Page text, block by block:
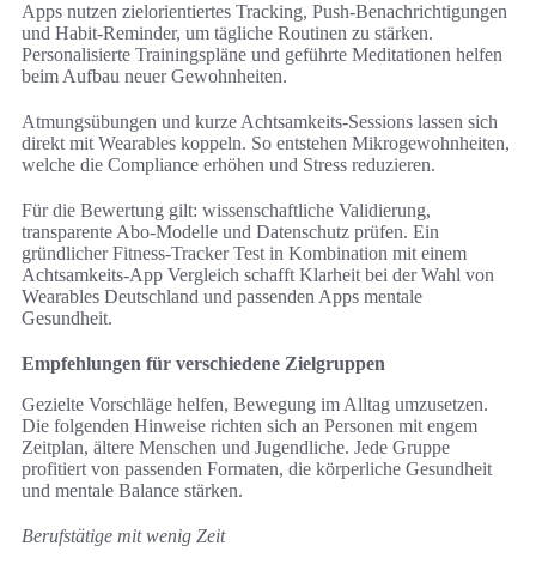
Apps nutzen zielorientiertes Tracking, Push-Benachrichtigungen
und Habit-Reminder, um tägliche Routinen zu stärken.
Personalisierte Trainingspläne und geführte Meditationen helfen
beim Aufbau neuer Gewohnheiten.
Atmungsübungen und kurze Achtsamkeits-Sessions lassen sich
direkt mit Wearables koppeln. So entstehen Mikrogewohnheiten,
welche die Compliance erhöhen und Stress reduzieren.
Für die Bewertung gilt: wissenschaftliche Validierung,
transparente Abo-Modelle und Datenschutz prüfen. Ein
gründlicher Fitness-Tracker Test in Kombination mit einem
Achtsamkeits-App Vergleich schafft Klarheit bei der Wahl von
Wearables Deutschland und passenden Apps mentale
Gesundheit.
Empfehlungen für verschiedene Zielgruppen
Gezielte Vorschläge helfen, Bewegung im Alltag umzusetzen.
Die folgenden Hinweise richten sich an Personen mit engem
Zeitplan, ältere Menschen und Jugendliche. Jede Gruppe
profitiert von passenden Formaten, die körperliche Gesundheit
und mentale Balance stärken.
Berufstätige mit wenig Zeit